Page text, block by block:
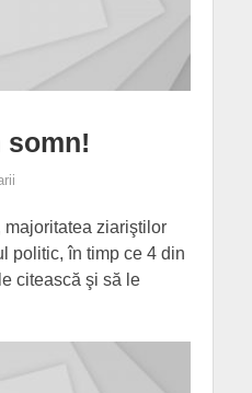
somn!
ziariştilor
politic, în timp ce 4 din
citească şi să le